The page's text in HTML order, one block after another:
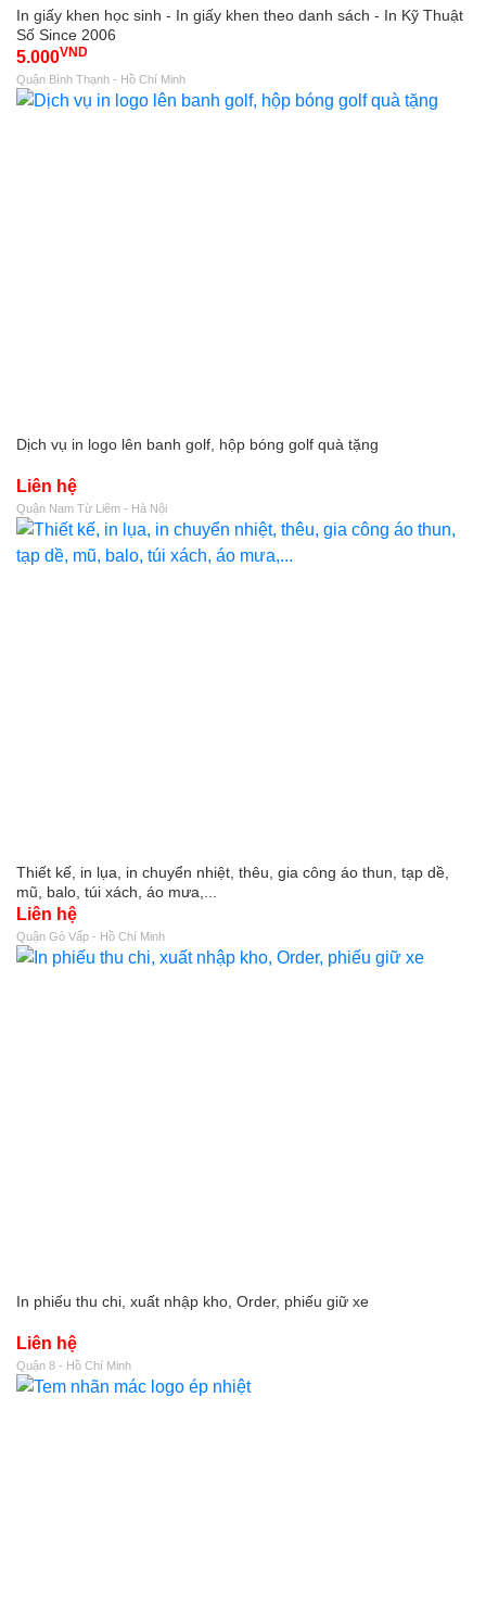
In giấy khen học sinh - In giấy khen theo danh sách - In Kỹ Thuật
Số Since 2006
5.000VND
Quận Bình Thạnh - Hồ Chí Minh
Dịch vụ in logo lên banh golf, hộp bóng golf quà tặng
Liên hệ
Quận Nam Từ Liêm - Hà Nội
Thiết kế, in lụa, in chuyển nhiệt, thêu, gia công áo thun, tạp dề,
mũ, balo, túi xách, áo mưa,...
Liên hệ
Quận Gò Vấp - Hồ Chí Minh
In phiếu thu chi, xuất nhập kho, Order, phiếu giữ xe
Liên hệ
Quận 8 - Hồ Chí Minh